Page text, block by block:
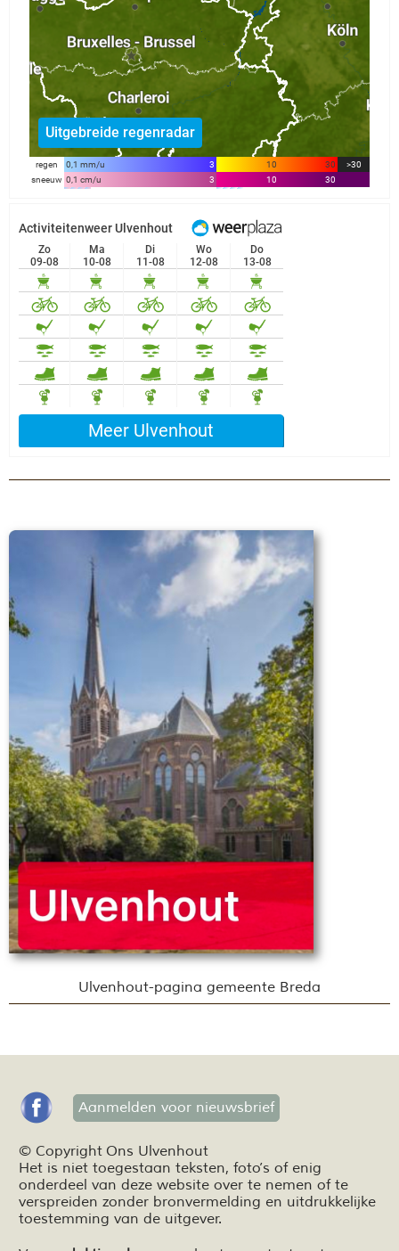
Ulvenhout-pagina gemeente Breda
Aanmelden voor nieuwsbrief
© Copyright Ons Ulvenhout
Het is niet toegestaan teksten, foto’s of enig
onderdeel van deze website over te nemen of te
verspreiden zonder bronvermelding en uitdrukkelijke
toestemming van de uitgever.